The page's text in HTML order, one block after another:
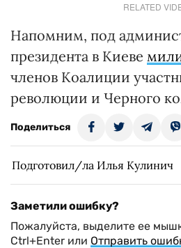
RELATED
Напомним, под
президента в Киеве
членов Коалиции
революции и Черного
Поделиться
Подготовил/ла Илья Кулинич
Заметили ошибку?
Пожалуйста, выделите ее
Ctrl+Enter или Отправить